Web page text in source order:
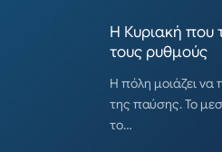
Η Κυριακή που
τους ρυθμούς
Η πόλη μοιάζει να
της παύσης. Το
το…